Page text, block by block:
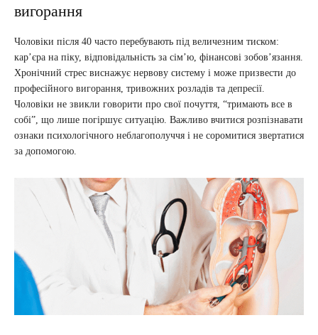
вигорання
Чоловіки після 40 часто перебувають під величезним тиском:
кар’єра на піку, відповідальність за сім’ю, фінансові зобов’язання.
Хронічний стрес виснажує нервову систему і може призвести до
професійного вигорання, тривожних розладів та депресії.
Чоловіки не звикли говорити про свої почуття, “тримають все в
собі”, що лише погіршує ситуацію. Важливо вчитися розпізнавати
ознаки психологічного неблагополуччя і не соромитися звертатися
за допомогою.